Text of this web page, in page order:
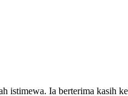
istimewa. Ia berterima kasih